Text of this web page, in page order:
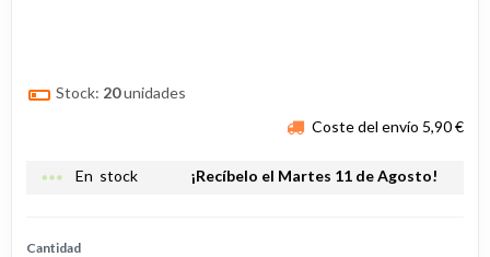
Stock: 20unidades
Coste del envío 5,90 €
more_horiz En stock ¡Recíbelo el Martes 11 de Agosto!
Cantidad